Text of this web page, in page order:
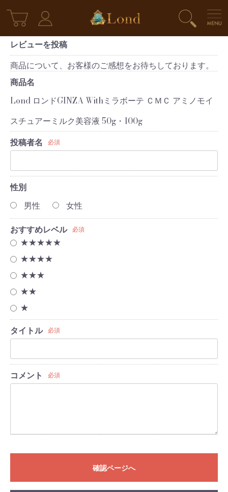
レビューを投稿
商品について、お客様のご感想をお待ちしております。
商品名
Lond ロンドGINZA Withミラボーテ ＣＭＣ アミノモイ
スチュアーミルク美容液 50g・100g
投稿者名
必須
性別
男性
女性
おすすめレベル 必須
★★★★★
★★★★
★★★
★★
★
タイトル 必須
コメント 必須
確認ページへ